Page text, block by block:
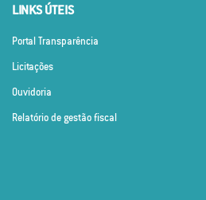
LINKS ÚTEIS
Portal Transparência
Licitações
Ouvidoria
Relatório de gestão fiscal